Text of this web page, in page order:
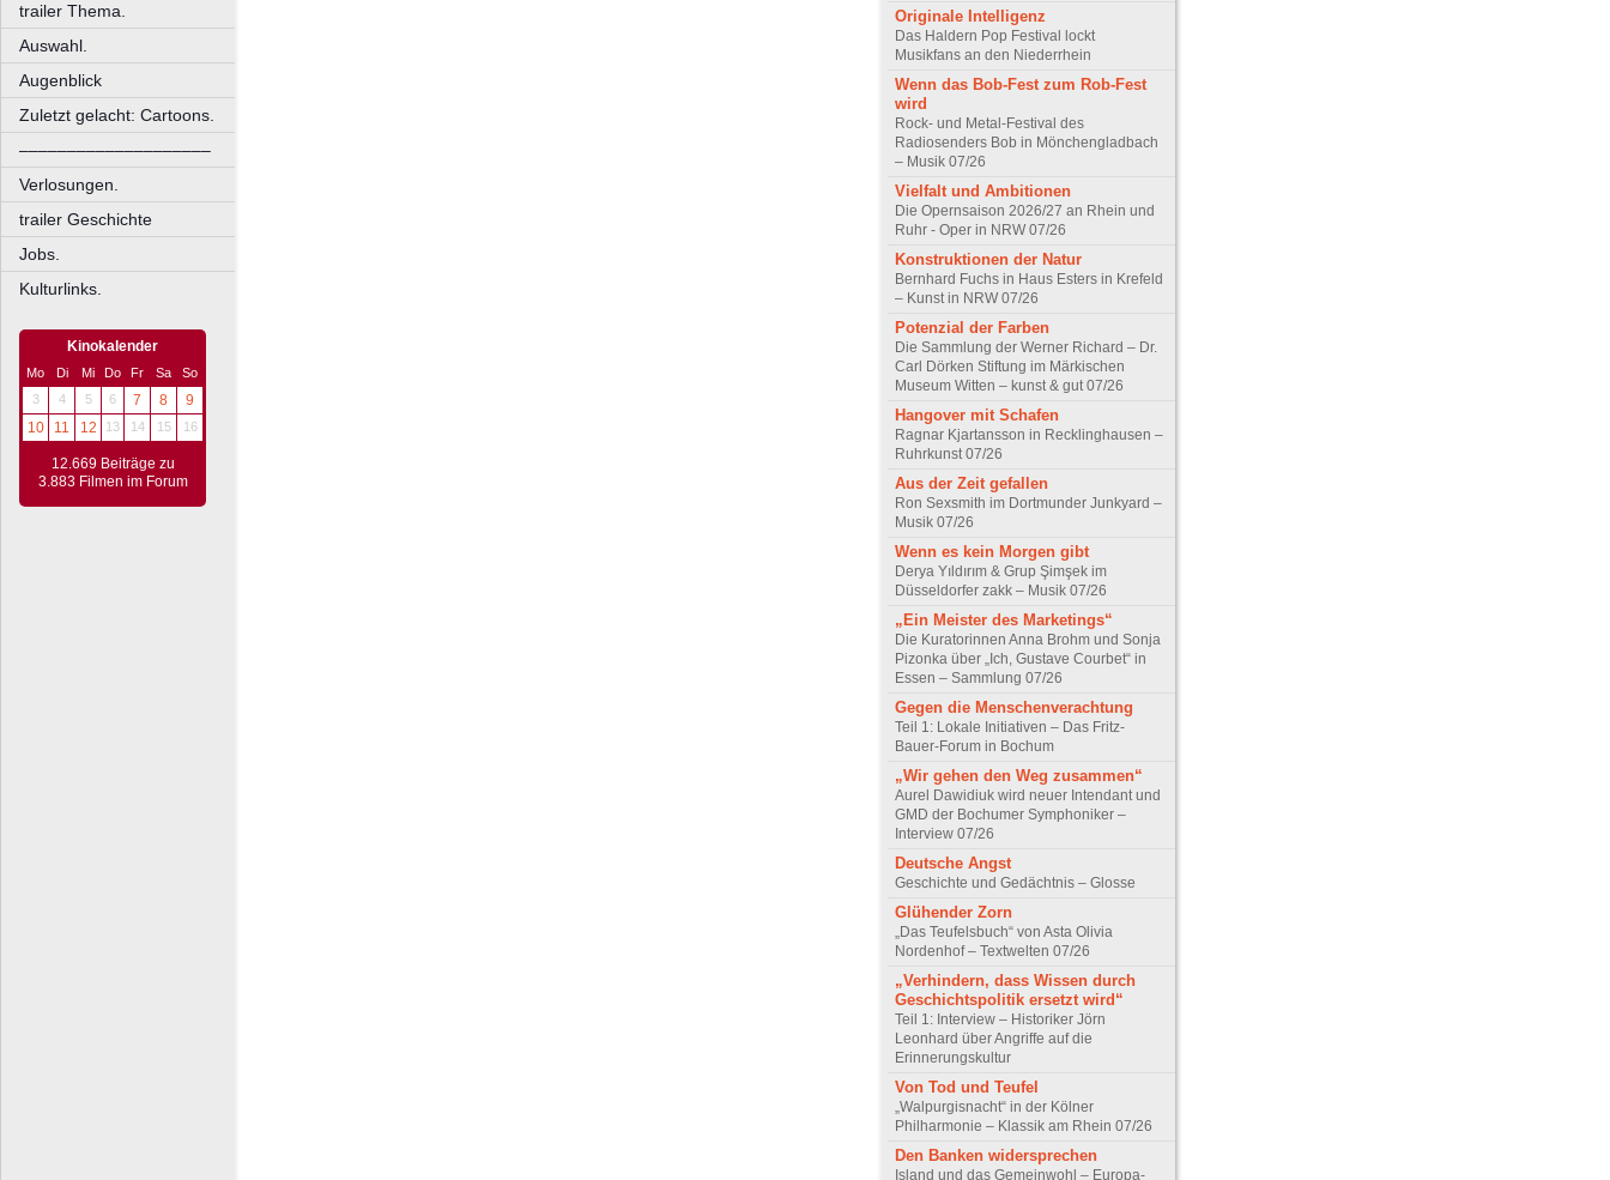
trailer Thema.
Auswahl.
Augenblick
Zuletzt gelacht: Cartoons.
––––––––––––––––––––
Verlosungen.
trailer Geschichte
Jobs.
Kulturlinks.
Kinokalender
Mo Di Mi Do Fr Sa
So
3
4 5 6 7 8
9
10
11 12 13 14 15 16
12.669 Beiträge zu
3.883 Filmen im Forum
Originale Intelligenz
Das Haldern Pop Festival lockt
Musikfans an den Niederrhein
Wenn das Bob-Fest zum Rob-Fest
wird
Rock- und Metal-Festival des
Radiosenders Bob in Mönchengladbach
– Musik 07/26
Vielfalt und Ambitionen
Die Opernsaison 2026/27 an Rhein und
Ruhr - Oper in NRW 07/26
Konstruktionen der Natur
Bernhard Fuchs in Haus Esters in Krefeld
– Kunst in NRW 07/26
Potenzial der Farben
Die Sammlung der Werner Richard – Dr.
Carl Dörken Stiftung im Märkischen
Museum Witten – kunst & gut 07/26
Hangover mit Schafen
Ragnar Kjartansson in Recklinghausen –
Ruhrkunst 07/26
Aus der Zeit gefallen
Ron Sexsmith im Dortmunder Junkyard –
Musik 07/26
Wenn es kein Morgen gibt
Derya Yıldırım & Grup Şimşek im
Düsseldorfer zakk – Musik 07/26
„Ein Meister des Marketings“
Die Kuratorinnen Anna Brohm und Sonja
Pizonka über „Ich, Gustave Courbet“ in
Essen – Sammlung 07/26
Gegen die Menschenverachtung
Teil 1: Lokale Initiativen – Das Fritz-
Bauer-Forum in Bochum
„Wir gehen den Weg zusammen“
Aurel Dawidiuk wird neuer Intendant und
GMD der Bochumer Symphoniker –
Interview 07/26
Deutsche Angst
Geschichte und Gedächtnis – Glosse
Glühender Zorn
„Das Teufelsbuch“ von Asta Olivia
Nordenhof – Textwelten 07/26
„Verhindern, dass Wissen durch
Geschichtspolitik ersetzt wird“
Teil 1: Interview – Historiker Jörn
Leonhard über Angriffe auf die
Erinnerungskultur
Von Tod und Teufel
„Walpurgisnacht“ in der Kölner
Philharmonie – Klassik am Rhein 07/26
Den Banken widersprechen
Island und das Gemeinwohl – Europa-